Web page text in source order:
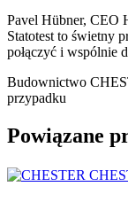
Pavel Hübner, CEO
Statotest to świetny
połączyć i wspólnie
Budownictwo
przypadku
Powiązane